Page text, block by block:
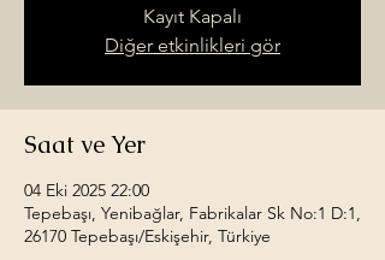
Kayıt Kapalı
Diğer etkinlikleri gör
Saat ve Yer
04 Eki 2025 22:00
Tepebaşı, Yenibağlar, Fabrikalar Sk No:1 D:1,
26170 Tepebaşı/Eskişehir, Türkiye